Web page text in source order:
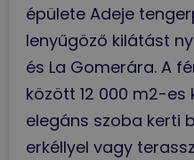
épülete Adeje
lenyűgöző kilátást
és La Gomerára. A
között 12 000 m2-
elegáns szoba kerti
erkéllyel vagy